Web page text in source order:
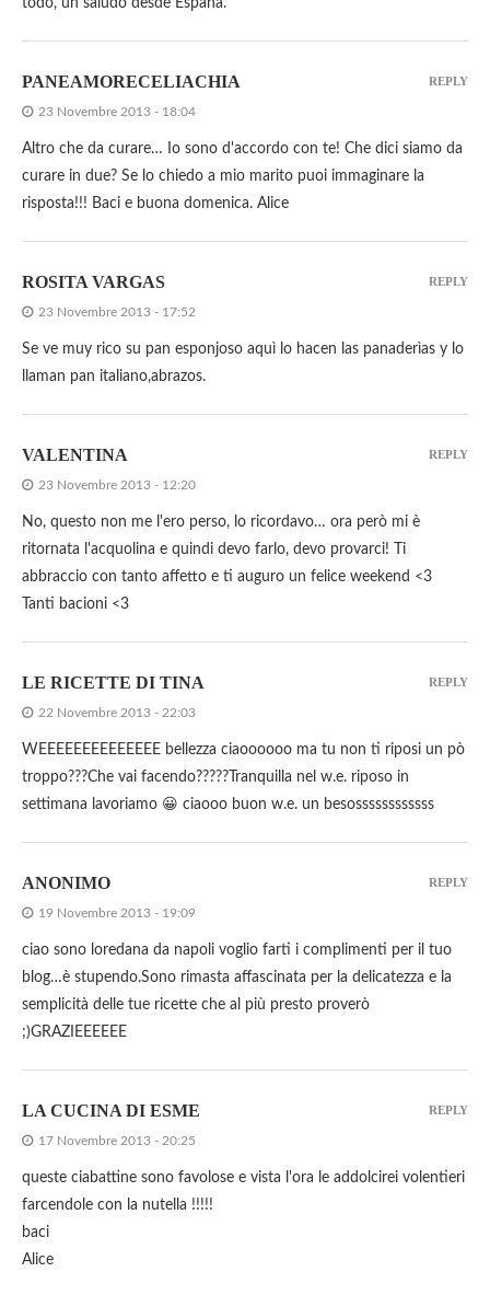
todo, un saludo desde España.
PANEAMORECELIACHIA
23 Novembre 2013 - 18:04
Altro che da curare… Io sono d'accordo con te! Che dici siamo da
curare in due? Se lo chiedo a mio marito puoi immaginare la
risposta!!! Baci e buona domenica. Alice
REPLY
ROSITA VARGAS
23 Novembre 2013 - 17:52
Se ve muy rico su pan esponjoso aquì lo hacen las panaderìas y lo
llaman pan italiano,abrazos.
REPLY
VALENTINA
23 Novembre 2013 - 12:20
No, questo non me l'ero perso, lo ricordavo… ora però mi è
ritornata l'acquolina e quindi devo farlo, devo provarci! Ti
abbraccio con tanto affetto e ti auguro un felice weekend <3
Tanti bacioni <3
REPLY
LE RICETTE DI TINA
22 Novembre 2013 - 22:03
WEEEEEEEEEEEEEE bellezza ciaoooooo ma tu non ti riposi un pò
troppo???Che vai facendo?????Tranquilla nel w.e. riposo in
settimana lavoriamo 😀 ciaooo buon w.e. un besossssssssssss
REPLY
ANONIMO
19 Novembre 2013 - 19:09
ciao sono loredana da napoli voglio farti i complimenti per il tuo
blog…è stupendo.Sono rimasta affascinata per la delicatezza e la
semplicità delle tue ricette che al più presto proverò
;)GRAZIEEEEEE
REPLY
LA CUCINA DI ESME
17 Novembre 2013 - 20:25
queste ciabattine sono favolose e vista l'ora le addolcirei volentieri
farcendole con la nutella !!!!!
baci
Alice
REPLY